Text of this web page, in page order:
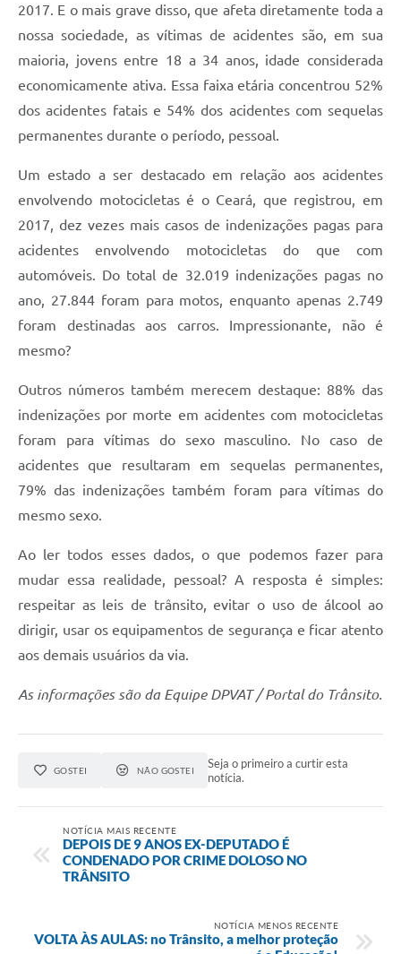
2017. E o mais grave disso, que afeta diretamente toda a
nossa sociedade, as vítimas de acidentes são, em sua
maioria, jovens entre 18 a 34 anos, idade considerada
economicamente ativa. Essa faixa etária concentrou 52%
dos acidentes fatais e 54% dos acidentes com sequelas
permanentes durante o período, pessoal.
Um estado a ser destacado em relação aos acidentes
envolvendo motocicletas é o Ceará, que registrou, em
2017, dez vezes mais casos de indenizações pagas para
acidentes envolvendo motocicletas do que com
automóveis. Do total de 32.019 indenizações pagas no
ano, 27.844 foram para motos, enquanto apenas 2.749
foram destinadas aos carros. Impressionante, não é
mesmo?
Outros números também merecem destaque: 88% das
indenizações por morte em acidentes com motocicletas
foram para vítimas do sexo masculino. No caso de
acidentes que resultaram em sequelas permanentes,
79% das indenizações também foram para vítimas do
mesmo sexo.
Ao ler todos esses dados, o que podemos fazer para
mudar essa realidade, pessoal? A resposta é simples:
respeitar as leis de trânsito, evitar o uso de álcool ao
dirigir, usar os equipamentos de segurança e ficar atento
aos demais usuários da via.
As informações são da Equipe DPVAT / Portal do Trânsito.
GOSTEI NÃO GOSTEI
Seja o primeiro a curtir esta
notícia.
NOTÍCIA MAIS RECENTE
DEPOIS DE 9 ANOS EX-DEPUTADO É
CONDENADO POR CRIME DOLOSO NO
TRÂNSITO
NOTÍCIA MENOS RECENTE
VOLTA ÀS AULAS: no Trânsito, a melhor proteção